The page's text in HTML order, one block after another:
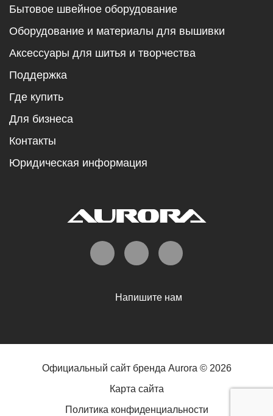
Напишите нам
Бытовое швейное оборудование
Оборудование и материалы для вышивки
Аксессуары для шитья и творчества
Поддержка
Где купить
Для бизнеса
Контакты
Юридическая информация
Официальный сайт бренда Aurora © 2026
Карта сайта
Политика конфиденциальности